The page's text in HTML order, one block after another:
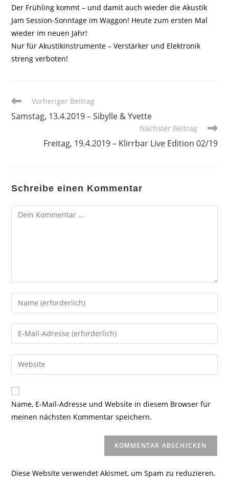
Der Frühling kommt – und damit auch wieder die Akustik
Jam Session-Sonntage im Waggon! Heute zum ersten Mal
wieder im neuen Jahr!
Nur für Akustikinstrumente – Verstärker und Elektronik
streng verboten!
Weitere
ansehen
Vorheriger Beitrag
Samstag, 13.4.2019 – Sibylle & Yvette
Nächster Beitrag
Freitag, 19.4.2019 – Klirrbar Live Edition 02/19
Schreibe einen Kommentar
Kommentar
Gib
deinen
Namen
oder
zum
Kommentieren
ein
Gib
deine
E-
Mail-
zum
Kommentieren
ein
Gib
deine
Website-
URL
Name, E-Mail-Adresse und Website in diesem Browser für
meinen nächsten Kommentar speichern.
Diese Website verwendet Akismet, um Spam zu reduzieren.